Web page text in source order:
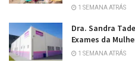
1 SEMANA ATRÁS
Dra. Sandra
Exames da
1 SEMANA ATRÁS